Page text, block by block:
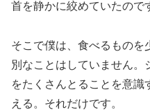
首を静かに絞めていたので
そこで僕は、食べるものを
別なことはしていません
をたくさんとることを意
える。それだけです。